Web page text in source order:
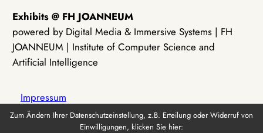
Exhibits @ FH JOANNEUM
powered by Digital Media & Immersive Systems | FH
JOANNEUM | Institute of Computer Science and
Artificial Intelligence
Impressum
Zum Ändern Ihrer Datenschutzeinstellung, z.B. Erteilung oder Widerruf von
Einwilligungen, klicken Sie hier: